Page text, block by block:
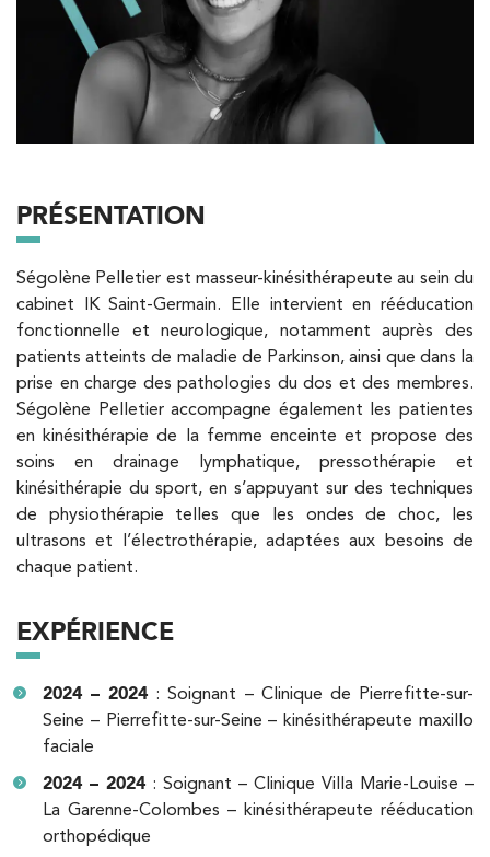
PRÉSENTATION
Ségolène Pelletier est masseur-kinésithérapeute au sein du
cabinet IK Saint-Germain. Elle intervient en rééducation
fonctionnelle et neurologique, notamment auprès des
patients atteints de maladie de Parkinson, ainsi que dans la
prise en charge des pathologies du dos et des membres.
Ségolène Pelletier accompagne également les patientes
en kinésithérapie de la femme enceinte et propose des
soins en drainage lymphatique, pressothérapie et
kinésithérapie du sport, en s’appuyant sur des techniques
de physiothérapie telles que les ondes de choc, les
ultrasons et l’électrothérapie, adaptées aux besoins de
chaque patient.
EXPÉRIENCE
2024 – 2024 : Soignant – Clinique de Pierrefitte-sur-
Seine – Pierrefitte-sur-Seine – kinésithérapeute maxillo
faciale
2024 – 2024 : Soignant – Clinique Villa Marie-Louise –
La Garenne-Colombes – kinésithérapeute rééducation
orthopédique
Besoin d’Imagerie Médicale à Antony ? IRM, scanner,
échographie, infiltrations, radiologie… Olympe Imagerie
vous reçoit dans des délais courts sur le Centre Olympe
Santé, même bâtiment que votre kinésithérapeute !
IK Paris 16 – Trocadéro
8 Avenue de Camoens 75116 Paris
8 Avenue de Camoens 75116 Paris
01 42 15 22 46
PRENDRE RDV
PRENDRE RDV
IK Paris 6 – Cassette
1 Rue Cassette 75006 Paris
PRENDRE RDV
Kinésithérapie
Kinésithérapie